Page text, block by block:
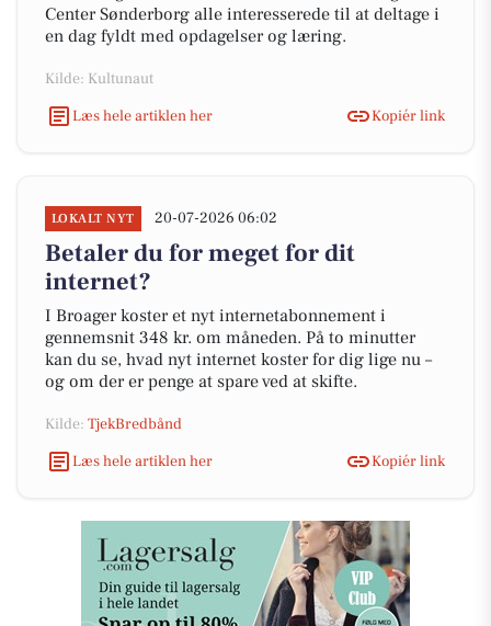
Center Sønderborg alle interesserede til at deltage i
en dag fyldt med opdagelser og læring.
Kilde: Kultunaut
Læs hele artiklen her
Kopiér link
LOKALT NYT 20-07-2026 06:02
Betaler du for meget for dit
internet?
I Broager koster et nyt internetabonnement i
gennemsnit 348 kr. om måneden. På to minutter
kan du se, hvad nyt internet koster for dig lige nu –
og om der er penge at spare ved at skifte.
Kilde: TjekBredbånd
Læs hele artiklen her
Kopiér link